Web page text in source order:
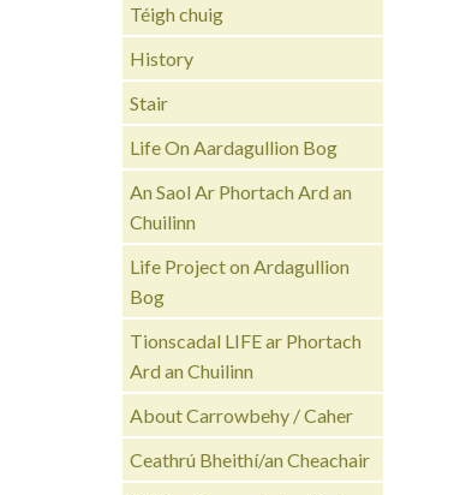
Téigh chuig
History
Stair
Life On Aardagullion Bog
An Saol Ar Phortach Ard an
Chuilinn
Life Project on Ardagullion
Bog
Tionscadal LIFE ar Phortach
Ard an Chuilinn
About Carrowbehy / Caher
Ceathrú Bheithí/an Cheachair